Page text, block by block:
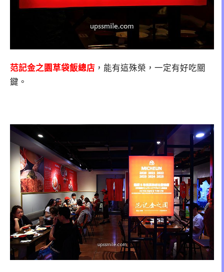
范記金之園草袋飯總店 ，能有這殊榮，一定有好吃關
鍵。